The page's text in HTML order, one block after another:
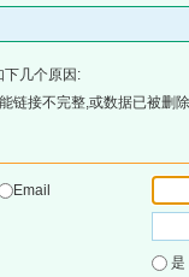
下几个原因:
链接不完整,或数据已被删
Email